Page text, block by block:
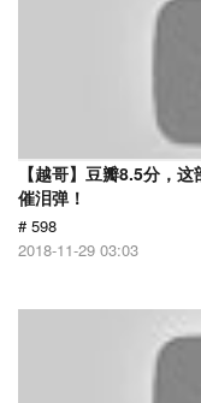
【越哥】豆瓣8.5分，
催泪弹！
# 598
2018-11-29 03:03